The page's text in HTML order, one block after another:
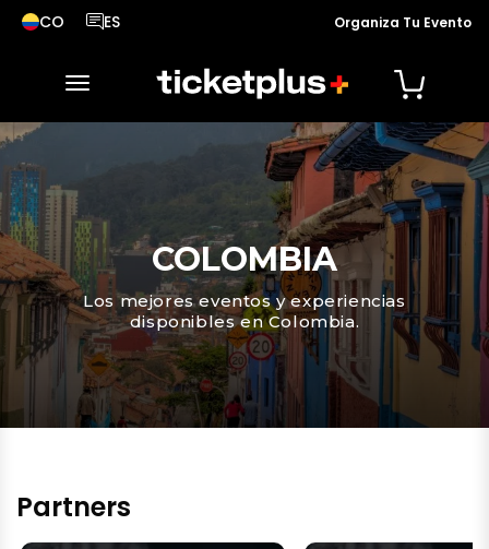
CO
País seleccionado, cambiar país
ES
Idioma seleccionado, cambiar idiomaOrganiza Tu Evento
desplegar navegación
COLOMBIA
Los mejores eventos y experiencias
disponibles en Colombia.
Partners